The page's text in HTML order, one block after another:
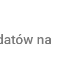
na